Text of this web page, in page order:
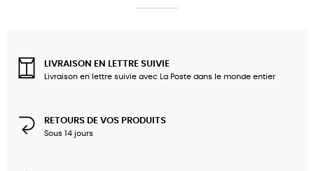
LIVRAISON EN LETTRE SUIVIE
Livraison en lettre suivie avec La Poste dans le monde entier
RETOURS DE VOS PRODUITS
Sous 14 jours